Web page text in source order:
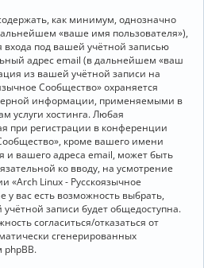
как минимум, однозначно
«ваше имя пользователя»),
под вашей учётной записью
адрес email (в дальнейшем «ваш
из вашей учётной записи на
Сообщество» охраняется
информации, применяемыми в
услуги хостинга. Любая
при регистрации в конференции
кроме вашего имени
и вашего адреса email, может быть
ко вводу, на усмотрение
Linux - Русскоязычное
у вас есть возможность выбрать,
записи будет общедоступна.
согласиться/отказаться от
сгенерированных